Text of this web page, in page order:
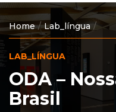
Home Lab_língua
LAB_LÍNGUA
ODA –
Brasil